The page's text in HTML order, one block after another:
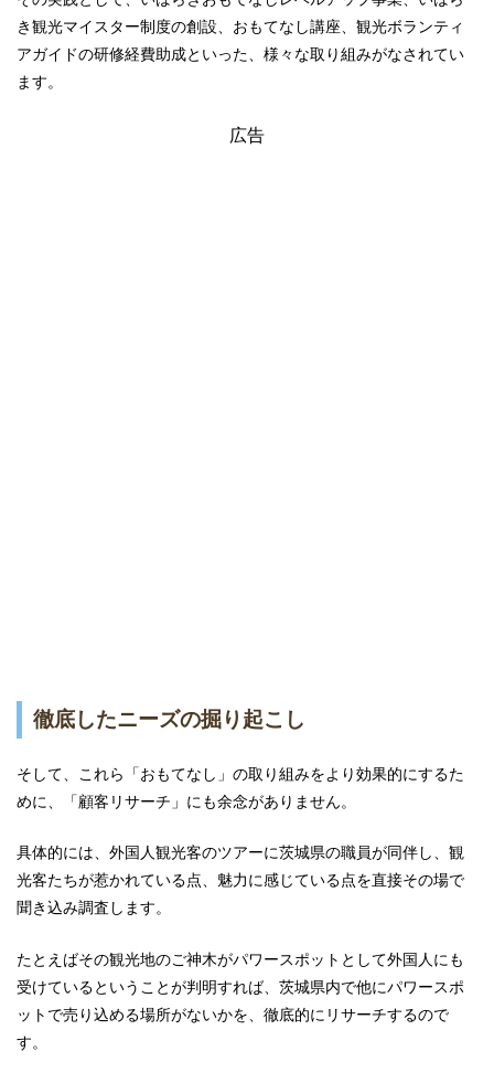
き観光マイスター制度の創設、おもてなし講座、観光ボランティ
アガイドの研修経費助成といった、様々な取り組みがなされてい
ます。
広告
徹底したニーズの掘り起こし
そして、これら「おもてなし」の取り組みをより効果的にするた
めに、「顧客リサーチ」にも余念がありません。
具体的には、外国人観光客のツアーに茨城県の職員が同伴し、観
光客たちが惹かれている点、魅力に感じている点を直接その場で
聞き込み調査します。
たとえばその観光地のご神木がパワースポットとして外国人にも
受けているということが判明すれば、茨城県内で他にパワースポ
ットで売り込める場所がないかを、徹底的にリサーチするので
す。